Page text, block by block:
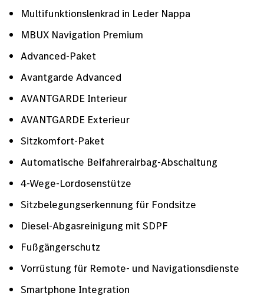
Multifunktionslenkrad in Leder Nappa
MBUX Navigation Premium
Advanced-Paket
Avantgarde Advanced
AVANTGARDE Interieur
AVANTGARDE Exterieur
Sitzkomfort-Paket
Automatische Beifahrerairbag-Abschaltung
4-Wege-Lordosenstütze
Sitzbelegungserkennung für Fondsitze
Diesel-Abgasreinigung mit SDPF
Fußgängerschutz
Vorrüstung für Remote- und Navigationsdienste
Smartphone Integration